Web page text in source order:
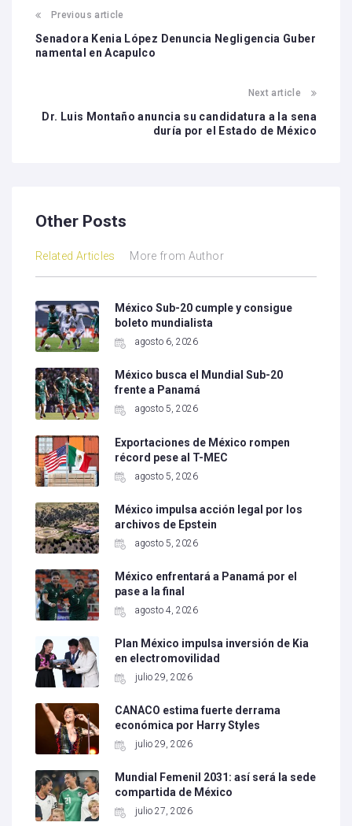
Previous article
Senadora Kenia López Denuncia Negligencia Guber
namental en Acapulco
Next article
Dr. Luis Montaño anuncia su candidatura a la sena
duría por el Estado de México
Other Posts
Related Articles More from Author
México Sub-20 cumple y consigue
boleto mundialista
agosto 6, 2026
México busca el Mundial Sub-20
frente a Panamá
agosto 5, 2026
Exportaciones de México rompen
récord pese al T-MEC
agosto 5, 2026
México impulsa acción legal por los
archivos de Epstein
agosto 5, 2026
México enfrentará a Panamá por el
pase a la final
agosto 4, 2026
Plan México impulsa inversión de Kia
en electromovilidad
julio 29, 2026
CANACO estima fuerte derrama
económica por Harry Styles
julio 29, 2026
Mundial Femenil 2031: así será la sede
compartida de México
julio 27, 2026